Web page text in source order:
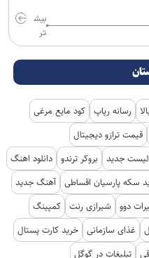
بیش
تر
رسانه رپاپ کود مایع مرغی
قیمت ترازو دیجیتال
جدید بروکر ترندو دانلود اهنگ
سکه پارسیان اقساطی آهنگ جدید
دوو شیرازی رنت کمپینگ
غذای سازمانی خرید کارت پستال
تبلیغات در گوگل